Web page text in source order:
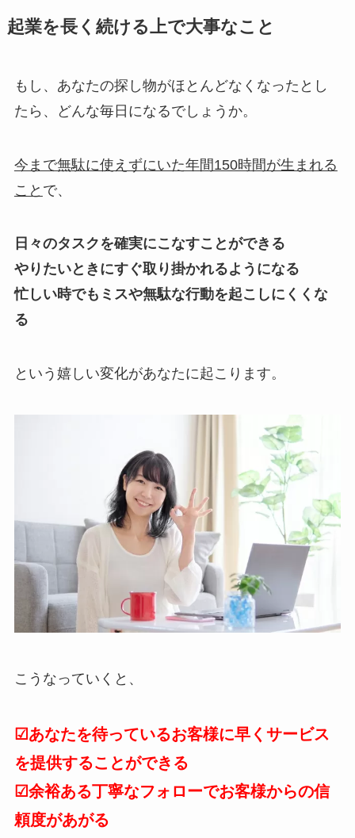
起業を長く続ける上で大事なこと
もし、あなたの探し物がほとんどなくなったとし
たら、どんな毎日になるでしょうか。
今まで無駄に使えずにいた年間150時間が生まれる
こと で、
日々のタスクを確実にこなすことができる
やりたいときにすぐ取り掛かれるようになる
忙しい時でもミスや無駄な行動を起こしにくくな
る
という嬉しい変化があなたに起こります。
こうなっていくと、
☑あなたを待っているお客様に早くサービス
を提供することができる
☑余裕ある丁寧なフォローでお客様からの信
頼度があがる